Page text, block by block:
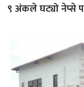
९ अंकले घट्यो नेप्से